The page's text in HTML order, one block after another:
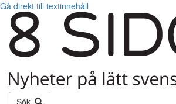
Gå direkt till textinnehåll